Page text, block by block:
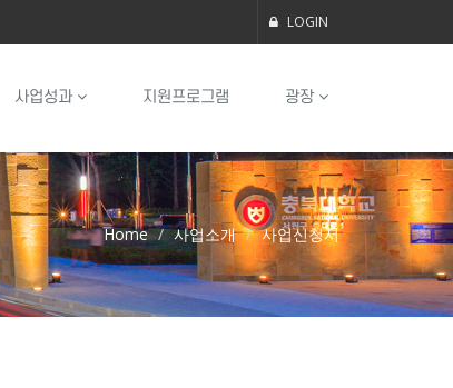
LOGIN
사업성과 지원프로그램 광장
Home 사업소개 사업신청서